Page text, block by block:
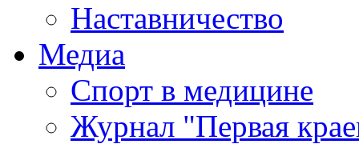
Наставничество
Медиа
Спорт в медицине
Журнал "Первая